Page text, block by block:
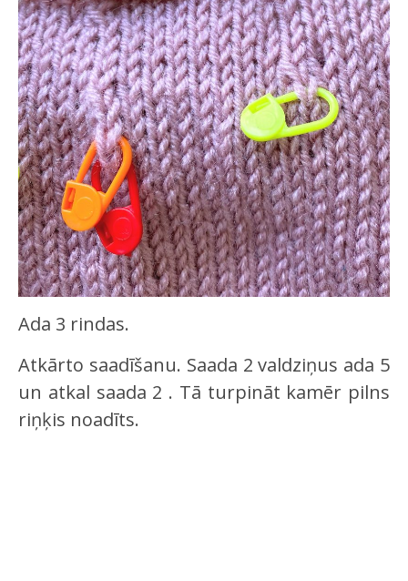
Ada 3 rindas.
Atkārto saadīšanu. Saada 2 valdziņus ada 5
un atkal saada 2 . Tā turpināt kamēr pilns
riņķis noadīts.